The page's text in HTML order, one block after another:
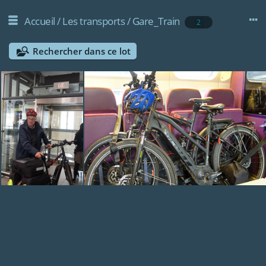
Accueil/Les transports/Gare_Train 2
Rechercher dans ce lot